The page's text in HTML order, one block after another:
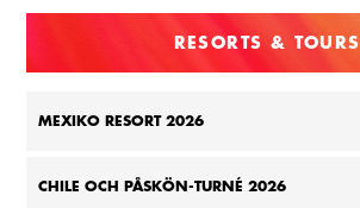
RESORTS & TOURS
MEXIKO RESORT 2026
CHILE OCH PÅSKÖN-TURNÉ 2026